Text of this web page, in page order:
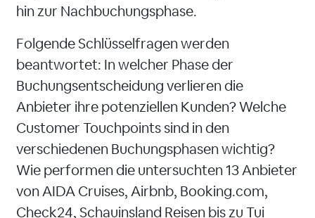
hin zur Nachbuchungsphase.
Folgende Schlüsselfragen werden
beantwortet: In welcher Phase der
Buchungsentscheidung verlieren die
Anbieter ihre potenziellen Kunden? Welche
Customer Touchpoints sind in den
verschiedenen Buchungsphasen wichtig?
Wie performen die untersuchten 13 Anbieter
von AIDA Cruises, Airbnb, Booking.com,
Check24, Schauinsland Reisen bis zu Tui